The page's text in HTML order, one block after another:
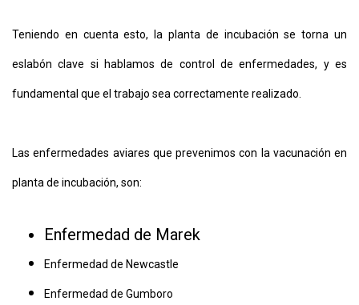
Teniendo en cuenta esto, la planta de incubación se torna un
eslabón clave si hablamos de control de enfermedades, y es
fundamental que el trabajo sea correctamente realizado.
Las enfermedades aviares que prevenimos con la vacunación en
planta de incubación, son:
Enfermedad de Marek
Enfermedad de Newcastle
Enfermedad de Gumboro